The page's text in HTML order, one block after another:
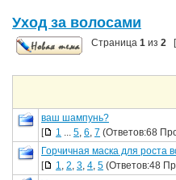
Уход за волосами
Страница 1 из 2
ваш шампунь?
[
1 ... 5, 6, 7 (Ответов:68
Горчичная маска для роста
[
1, 2, 3, 4, 5 (Ответов:48